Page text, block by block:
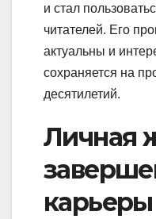
и стал
читателей. Его
актуальны и
сохраняется на
десятилетий.
Личная
карьеры